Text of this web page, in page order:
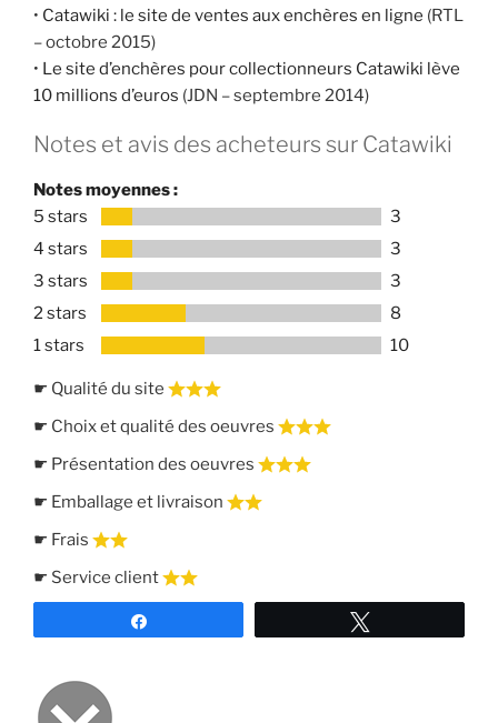
• Catawiki : le site de ventes aux enchères en ligne (RTL
– octobre 2015)
• Le site d’enchères pour collectionneurs Catawiki lève
10 millions d’euros (JDN – septembre 2014)
Notes et avis des acheteurs sur Catawiki
Notes moyennes :
5 stars
3
4 stars
3
3 stars
3
2 stars
8
1 stars
10
☛ Qualité du site
☛ Choix et qualité des oeuvres
☛ Présentation des oeuvres
☛ Emballage et livraison
☛ Frais
☛ Service client